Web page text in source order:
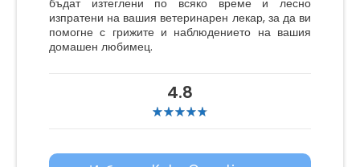
изпратени на вашия ветеринарен лекар, за да ви
помогне с грижите и наблюдението на вашия
домашен любимец.
4.8